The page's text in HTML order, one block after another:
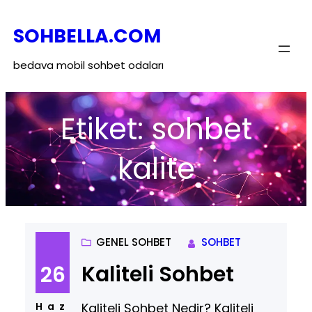
geç
SOHBELLA.COM
bedava mobil sohbet odaları
Etiket:sohbet
kalite
26
Haz
GENEL SOHBET SOHBET
Kaliteli Sohbet
Kaliteli Sohbet Nedir? Kaliteli